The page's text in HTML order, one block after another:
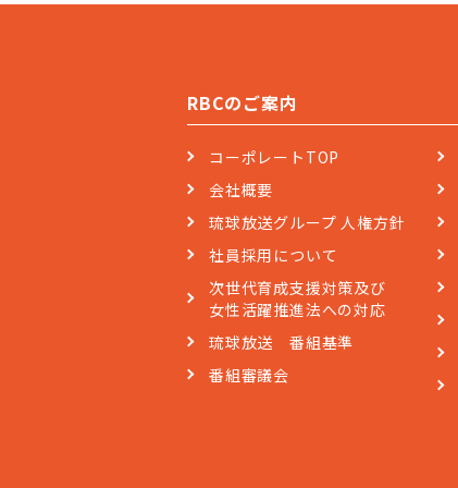
RBCのご案内
コーポレートTOP
会社概要
琉球放送グループ 人権方針
社員採用について
次世代育成支援対策及び
女性活躍推進法への対応
琉球放送 番組基準
番組審議会